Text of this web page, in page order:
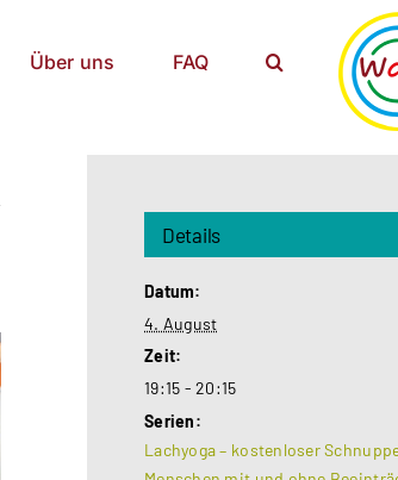
Über uns FAQ
Details
Datum:
4. August
Zeit:
19:15 - 20:15
Serien:
Lachyoga – kostenloser